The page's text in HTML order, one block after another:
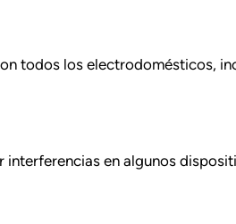
todos los electrodomésticos,
en algunos